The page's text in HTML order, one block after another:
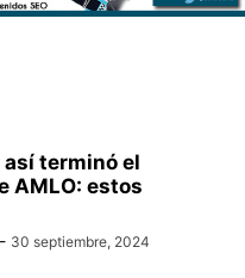
terminó el
AMLO: estos
- 30 septiembre, 2024